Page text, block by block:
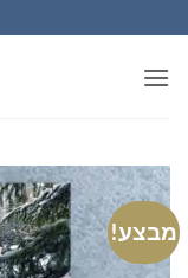
to
content
מבצע!